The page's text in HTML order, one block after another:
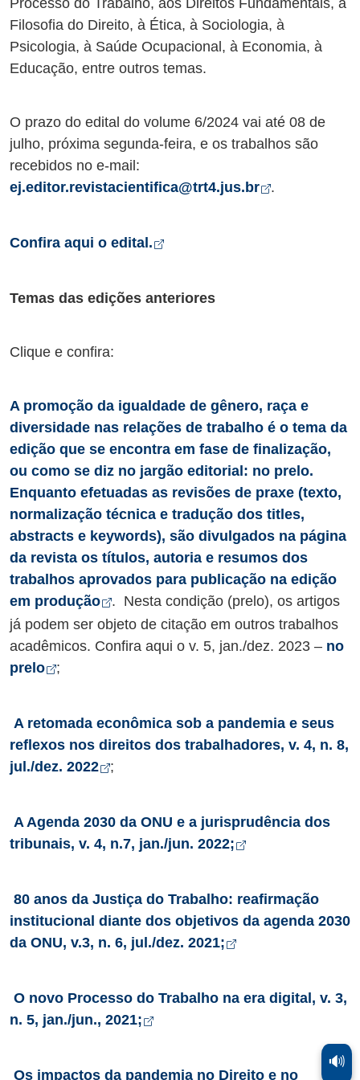
Processo do Trabalho, aos Direitos Fundamentais, à
Filosofia do Direito, à Ética, à Sociologia, à
Psicologia, à Saúde Ocupacional, à Economia, à
Educação, entre outros temas.
O prazo do edital do volume 6/2024 vai até 08 de
julho, próxima segunda-feira, e os trabalhos são
recebidos no e-mail:
ej.editor.revistacientifica@trt4.jus.br
Abre em
.
Confira aqui o edital. Abre em nova aba
Temas das edições anteriores
Clique e confira:
A promoção da igualdade de gênero, raça e
diversidade nas relações de trabalho é o tema da
edição que se encontra em fase de finalização,
ou como se diz no jargão editorial: no prelo.
Enquanto efetuadas as revisões de praxe (texto,
normalização técnica e tradução dos titles,
abstracts e keywords), são divulgados na página
da revista os títulos, autoria e resumos dos
trabalhos aprovados para publicação na edição
em produção
Abre em nova aba
. Nesta condição (prelo), os artigos
já podem ser objeto de citação em outros trabalhos
acadêmicos. Confira aqui o v. 5, jan./dez. 2023 – no
prelo
Abre em nova aba
;
A retomada econômica sob a pandemia e seus
reflexos nos direitos dos trabalhadores, v. 4, n. 8,
jul./dez. 2022
Abre em nova aba
;
A Agenda 2030 da ONU e a jurisprudência dos
tribunais, v. 4, n.7, jan./jun. 2022;
Abre em nova
80 anos da Justiça do Trabalho: reafirmação
institucional diante dos objetivos da agenda 2030
da ONU, v.3, n. 6, jul./dez. 2021;
Abre em nova aba
O novo Processo do Trabalho na era digital, v. 3,
n. 5, jan./jun., 2021;
Abre em nova aba
Os impactos da pandemia no Direito e no
🔊